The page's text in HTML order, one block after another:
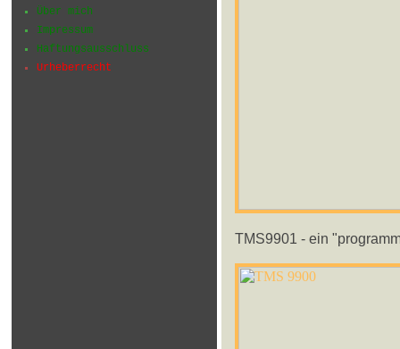
Über mich
Impressum
Haftungsausschluss
Urheberrecht
TMS9901 - ein